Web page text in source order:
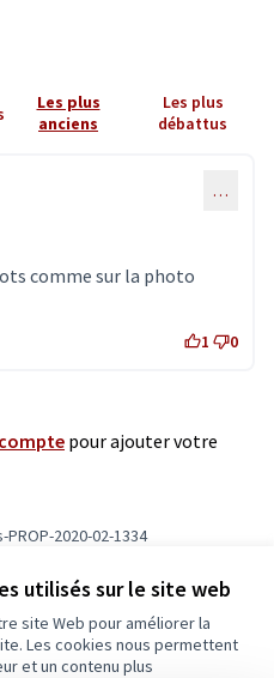
utilisés sur le site web
site Web pour améliorer la
Les cookies nous permettent
et un contenu plus
Les plus
anciens
Les plus
débattus
…
comme sur la photo
1 0
pour ajouter votre
2020-02-1334